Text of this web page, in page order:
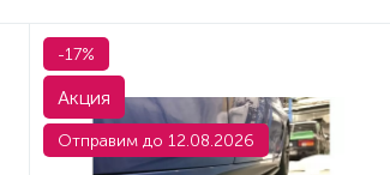
-17%
Акция
Отправим до 12.08.2026